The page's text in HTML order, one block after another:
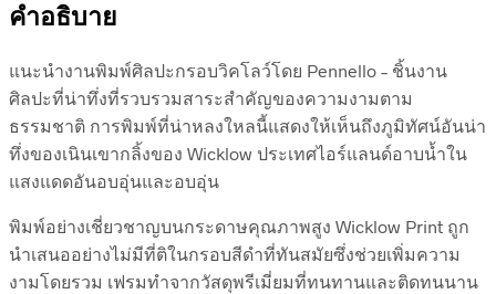
คำอธิบาย
แนะนำงานพิมพ์ศิลปะกรอบวิคโลว์โดย Pennello – ชิ้นงาน
ศิลปะที่น่าทึ่งที่รวบรวมสาระสำคัญของความงามตาม
ธรรมชาติ การพิมพ์ที่น่าหลงใหลนี้แสดงให้เห็นถึงภูมิทัศน์อันน่า
ทึ่งของเนินเขากลิ้งของ Wicklow ประเทศไอร์แลนด์อาบน้ำใน
แสงแดดอันอบอุ่นและอบอุ่น
พิมพ์อย่างเชี่ยวชาญบนกระดาษคุณภาพสูง Wicklow Print ถูก
นำเสนออย่างไม่มีที่ติในกรอบสีดำที่ทันสมัยซึ่งช่วยเพิ่มความ
งามโดยรวม เฟรมทำจากวัสดุพรีเมี่ยมที่ทนทานและติดทนนาน